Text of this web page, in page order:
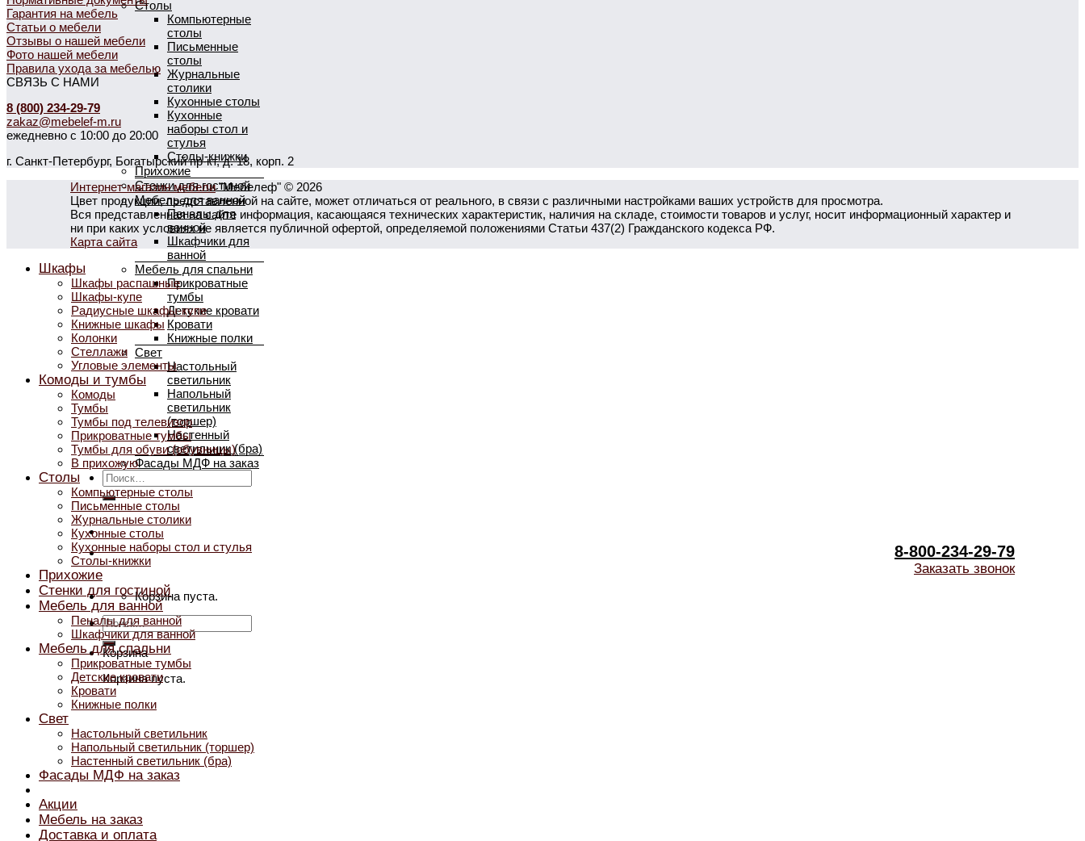
Столы
Компьютерные
столы
Письменные
столы
Журнальные
столики
Кухонные столы
Кухонные
наборы стол и
стулья
Столы-книжки
Прихожие
Стенки для гостиной
Мебель для ванной
Пеналы для
ванной
Шкафчики для
ванной
Мебель для спальни
Прикроватные
тумбы
Детские кровати
Кровати
Книжные полки
Свет
Настольный
светильник
Напольный
светильник
(торшер)
Настенный
светильник (бра)
Фасады МДФ на заказ
Искать:
8-800-234-29-79
Заказать звонок
Корзина пуста.
Искать:
Корзина
Корзина пуста.
Гарантия на мебель
Статьи о мебели
Отзывы о нашей мебели
Фото нашей мебели
Правила ухода за мебелью
СВЯЗЬ С НАМИ
8 (800) 234-29-79
zakaz@mebelef-m.ru
ежедневно с 10:00 до 20:00
г. Санкт-Петербург, Богатырский пр-кт, д. 18, корп. 2
Интернет-магазин мебели"Мебелеф" © 2026
Цвет продукции, представленной на сайте, может отличаться от реального, в связи с различными настройками ваших устройств для просмотра.
Вся представленная на сайте информация, касающаяся технических характеристик, наличия на складе, стоимости товаров и услуг, носит информационный характер и
ни при каких условиях не является публичной офертой, определяемой положениями Статьи 437(2) Гражданского кодекса РФ.
Карта сайта
Шкафы
Шкафы распашные
Шкафы-купе
Радиусные шкафы-купе
Книжные шкафы
Колонки
Стеллажи
Угловые элементы
Комоды и тумбы
Комоды
Тумбы
Тумбы под телевизор
Прикроватные тумбы
Тумбы для обуви (обувницы)
В прихожую
Столы
Компьютерные столы
Письменные столы
Журнальные столики
Кухонные столы
Кухонные наборы стол и стулья
Столы-книжки
Прихожие
Стенки для гостиной
Мебель для ванной
Пеналы для ванной
Шкафчики для ванной
Мебель для спальни
Прикроватные тумбы
Детские кровати
Кровати
Книжные полки
Свет
Настольный светильник
Напольный светильник (торшер)
Настенный светильник (бра)
Фасады МДФ на заказ
Акции
Мебель на заказ
Доставка и оплата